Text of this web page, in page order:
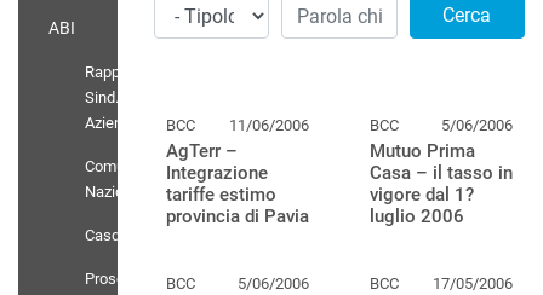
ABI
Rappr.
Sind.
Aziendali
Comunicati
Nazionali
Casdic
Prosolidar
Cerca
BCC 11/06/2006
AgTerr –
Integrazione
tariffe estimo
provincia di Pavia
BCC 5/06/2006
Mutuo Prima
Casa – il tasso in
vigore dal 1?
luglio 2006
BCC 5/06/2006 BCC 17/05/2006